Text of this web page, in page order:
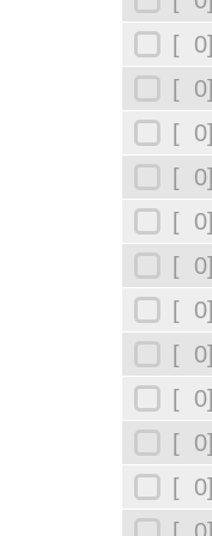
[ 0]
[ 0]
[ 0]
[ 0]
[ 0]
[ 0]
[ 0]
[ 0]
[ 0]
[ 0]
[ 0]